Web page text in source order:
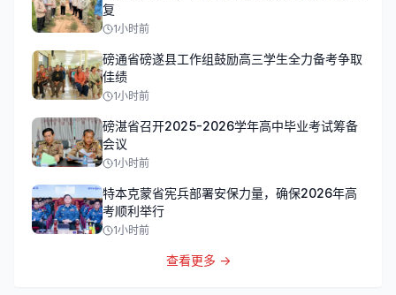
复
1小时前
磅通省磅遂县工作组鼓励高三学生全力备考争取
佳绩
1小时前
磅湛省召开2025-2026学年高中毕业考试筹备
会议
1小时前
特本克蒙省宪兵部署安保力量，确保2026年高
考顺利举行
1小时前
查看更多 →